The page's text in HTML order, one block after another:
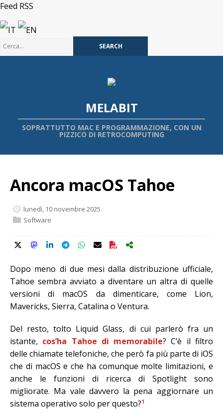
Feed RSS
IT EN
MELABIT
SOPRATTUTTO MAC E PROGRAMMAZIONE, CON UN
PIZZICO DI RETROCOMPUTING
Ancora macOS Tahoe
lunedì, 10 novembre 2025
Software
Dopo meno di due mesi dalla distribuzione ufficiale,
Tahoe sembra avviato a diventare un altra di quelle
versioni di macOS da dimenticare, come Lion,
Mavericks, Sierra, Catalina o Ventura.
Del resto, tolto Liquid Glass, di cui parlerò fra un
istante, cos’ha Tahoe di memorabile? C’è il filtro
delle chiamate telefoniche, che però fa più parte di iOS
che di macOS e che ha comunque molte limitazioni, e
anche le funzioni di ricerca di Spotlight sono
migliorate. Ma vale davvero la pena aggiornare un
sistema operativo solo per questo?1